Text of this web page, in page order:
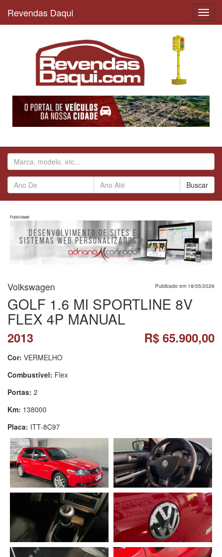
Daqui
Revendas Daqui
Buscar
Publicidade
Volkswagen Publicado em 18/05/2026
GOLF 1.6 MI SPORTLINE 8V
FLEX 4P MANUAL
2013 R$ 65.900,00
Cor: VERMELHO
Combustível: Flex
Portas: 2
Km: 138000
Placa: ITT-8C97